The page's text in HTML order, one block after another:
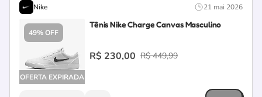
21 mai 2026
Nike
49% OFF
OFERTA EXPIRADA
Tênis Nike Charge Canvas Masculino
R$ 230,00 R$ 449,99